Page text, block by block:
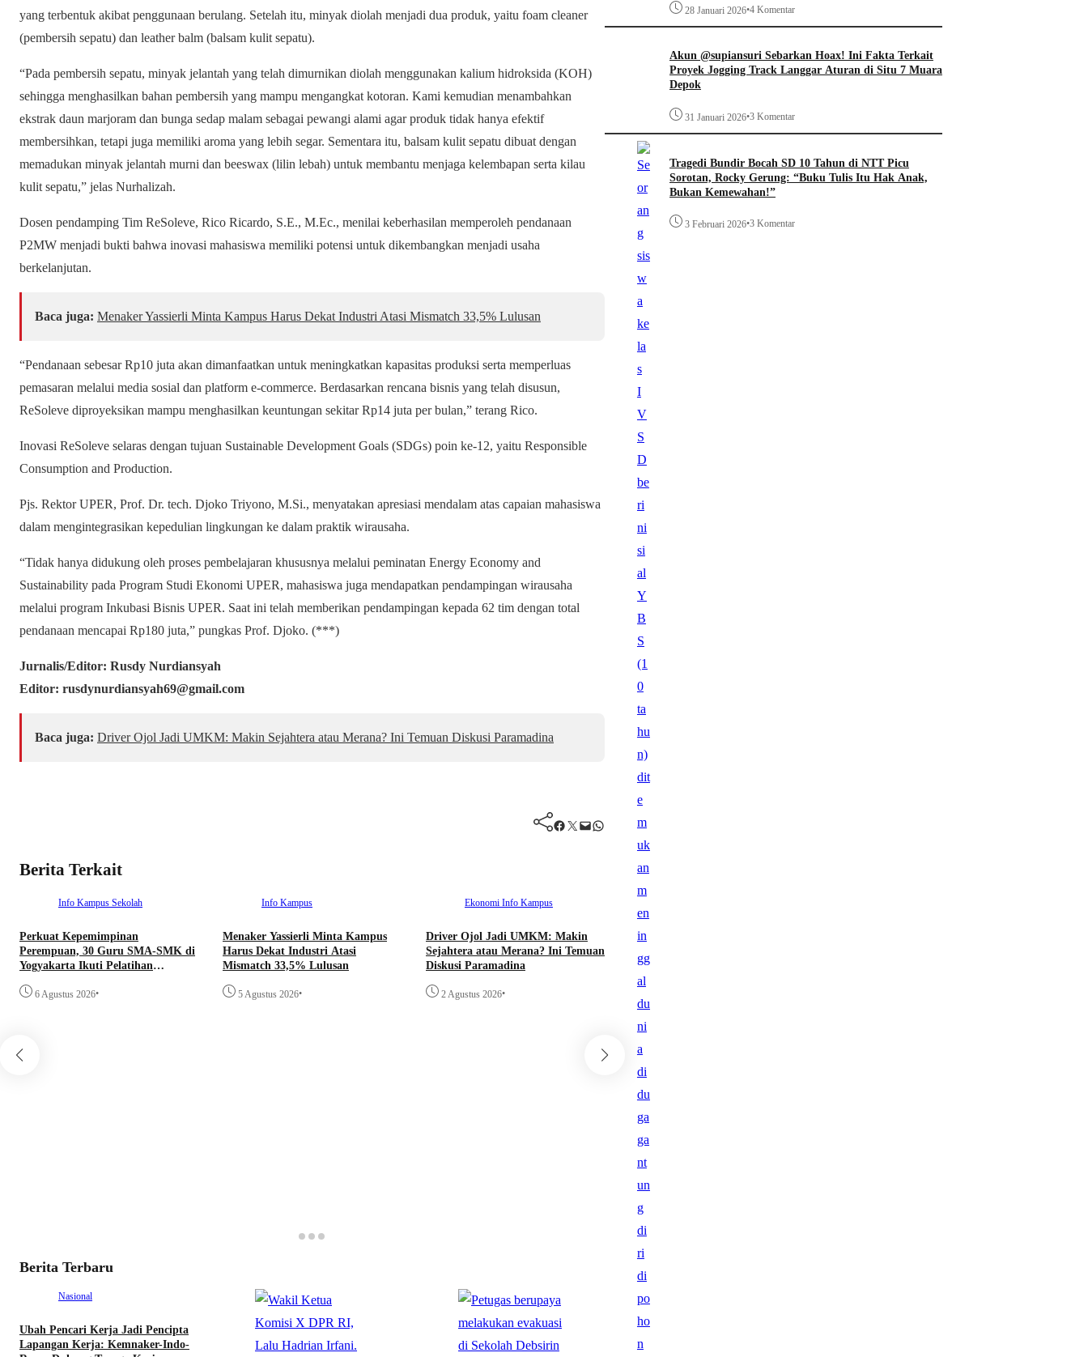
yang terbentuk akibat penggunaan berulang. Setelah itu, minyak diolah menjadi dua produk, yaitu foam cleaner
(pembersih sepatu) dan leather balm (balsam kulit sepatu).
“Pada pembersih sepatu, minyak jelantah yang telah dimurnikan diolah menggunakan kalium hidroksida (KOH)
sehingga menghasilkan bahan pembersih yang mampu mengangkat kotoran. Kami kemudian menambahkan
ekstrak daun marjoram dan bunga sedap malam sebagai pewangi alami agar produk tidak hanya efektif
membersihkan, tetapi juga memiliki aroma yang lebih segar. Sementara itu, balsam kulit sepatu dibuat dengan
memadukan minyak jelantah murni dan beeswax (lilin lebah) untuk membantu menjaga kelembapan serta kilau
kulit sepatu,” jelas Nurhalizah.
Dosen pendamping Tim ReSoleve, Rico Ricardo, S.E., M.Ec., menilai keberhasilan memperoleh pendanaan
P2MW menjadi bukti bahwa inovasi mahasiswa memiliki potensi untuk dikembangkan menjadi usaha
berkelanjutan.
Baca juga: Menaker Yassierli Minta Kampus Harus Dekat Industri Atasi Mismatch 33,5% Lulusan
“Pendanaan sebesar Rp10 juta akan dimanfaatkan untuk meningkatkan kapasitas produksi serta memperluas
pemasaran melalui media sosial dan platform e-commerce. Berdasarkan rencana bisnis yang telah disusun,
ReSoleve diproyeksikan mampu menghasilkan keuntungan sekitar Rp14 juta per bulan,” terang Rico.
Inovasi ReSoleve selaras dengan tujuan Sustainable Development Goals (SDGs) poin ke-12, yaitu Responsible
Consumption and Production.
Pjs. Rektor UPER, Prof. Dr. tech. Djoko Triyono, M.Si., menyatakan apresiasi mendalam atas capaian mahasiswa
dalam mengintegrasikan kepedulian lingkungan ke dalam praktik wirausaha.
“Tidak hanya didukung oleh proses pembelajaran khususnya melalui peminatan Energy Economy and
Sustainability pada Program Studi Ekonomi UPER, mahasiswa juga mendapatkan pendampingan wirausaha
melalui program Inkubasi Bisnis UPER. Saat ini telah memberikan pendampingan kepada 62 tim dengan total
pendanaan mencapai Rp180 juta,” pungkas Prof. Djoko. (***)
Jurnalis/Editor: Rusdy Nurdiansyah
Editor: rusdynurdiansyah69@gmail.com
Baca juga: Driver Ojol Jadi UMKM: Makin Sejahtera atau Merana? Ini Temuan Diskusi Paramadina
Facebook Twitter Mail WhatsApp
Berita Terkait
Info Kampus Sekolah
Perkuat Kepemimpinan
Perempuan, 30 Guru SMA-SMK di
Yogyakarta Ikuti Pelatihan
6 Agustus 2026•
Info Kampus
Menaker Yassierli Minta Kampus
Harus Dekat Industri Atasi
Mismatch 33,5% Lulusan
5 Agustus 2026•
Ekonomi Info Kampus
Driver Ojol Jadi UMKM: Makin
Sejahtera atau Merana? Ini Temuan
Diskusi Paramadina
2 Agustus 2026•
Rasa International Poster Biennale
2026 Universitas Paramadina
Bersama 88 Desainer dari 25 Negara
2 Agustus 2026
Berita Terbaru
Nasional
Ubah Pencari Kerja Jadi Pencipta
Lapangan Kerja: Kemnaker-Indo-
28 Januari 2026•4 Komentar
Akun @supiansuri Sebarkan Hoax! Ini Fakta Terkait
Proyek Jogging Track Langgar Aturan di Situ 7 Muara
Depok
31 Januari 2026•3 Komentar
Tragedi Bundir Bocah SD 10 Tahun di NTT Picu
Sorotan, Rocky Gerung: “Buku Tulis Itu Hak Anak,
Bukan Kemewahan!”
3 Februari 2026•3 Komentar